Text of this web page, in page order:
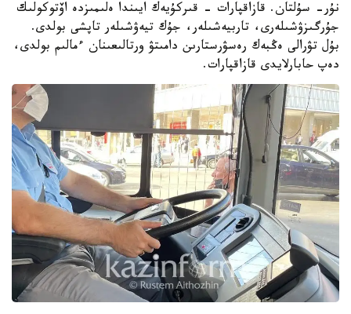
نۇر- سۇلتان. قازاقپارات - قىركۇيەك ايىندا ەلىمىزدە اۆتوكولىك
جۇرگىزۋشىلەرى، تاربيەشىلەر، جۇك تيەۋشىلەر تاپشى بولدى.
بۇل تۋرالى ەڭبەك رەسۋرستارىن دامىتۋ ورتالىعىنان ءمالىم بولدى،
دەپ حابارلايدى قازاقپارات.